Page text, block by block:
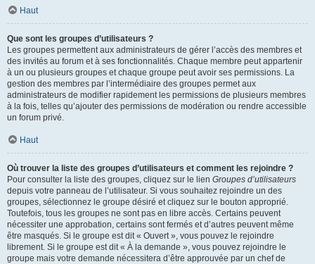
Haut
Que sont les groupes d’utilisateurs ?
Les groupes permettent aux administrateurs de gérer l’accès des membres et
des invités au forum et à ses fonctionnalités. Chaque membre peut appartenir
à un ou plusieurs groupes et chaque groupe peut avoir ses permissions. La
gestion des membres par l’intermédiaire des groupes permet aux
administrateurs de modifier rapidement les permissions de plusieurs membres
à la fois, telles qu’ajouter des permissions de modération ou rendre accessible
un forum privé.
Haut
Où trouver la liste des groupes d’utilisateurs et comment les rejoindre ?
Pour consulter la liste des groupes, cliquez sur le lien Groupes d’utilisateurs
depuis votre panneau de l’utilisateur. Si vous souhaitez rejoindre un des
groupes, sélectionnez le groupe désiré et cliquez sur le bouton approprié.
Toutefois, tous les groupes ne sont pas en libre accès. Certains peuvent
nécessiter une approbation, certains sont fermés et d’autres peuvent même
être masqués. Si le groupe est dit « Ouvert », vous pouvez le rejoindre
librement. Si le groupe est dit « À la demande », vous pouvez rejoindre le
groupe mais votre demande nécessitera d’être approuvée par un chef de